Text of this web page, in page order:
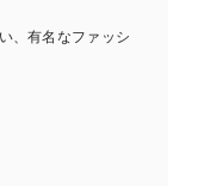
、有名なファッシ